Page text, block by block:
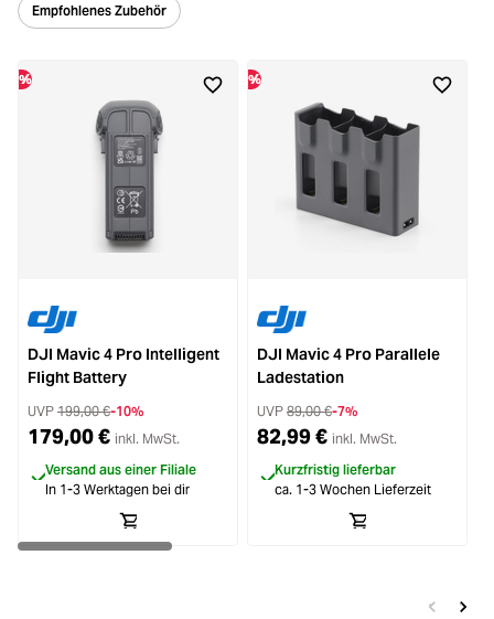
Empfohlenes Zubehör
%
DJI Mavic 4 Pro Intelligent
Flight Battery
UVP 199,00 €-10%
179,00 € inkl. MwSt.
Versand aus einer Filiale
In 1-3 Werktagen bei dir
%
DJI Mavic 4 Pro Parallele
Ladestation
UVP 89,00 €-7%
82,99 € inkl. MwSt.
Kurzfristig lieferbar
ca. 1-3 Wochen Lieferzeit